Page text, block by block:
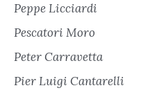
Peppe Licciardi
Pescatori Moro
Peter Carravetta
Pier Luigi Cantarelli